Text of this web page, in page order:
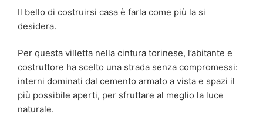
Il bello di costruirsi casa è farla come più la si
desidera.
Per questa villetta nella cintura torinese, l’abitante e
costruttore ha scelto una strada senza compromessi:
interni dominati dal cemento armato a vista e spazi il
più possibile aperti, per sfruttare al meglio la luce
naturale.